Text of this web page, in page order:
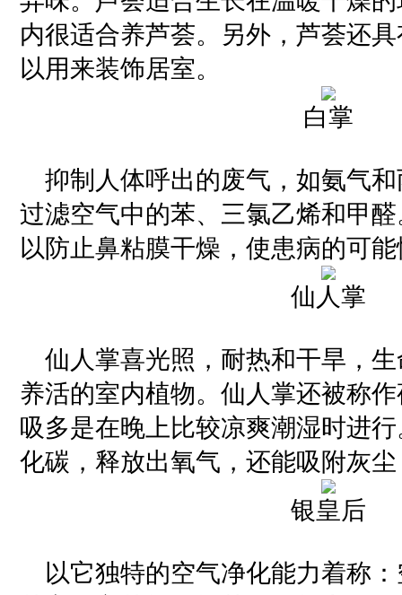
内很适合养芦荟。另外，芦荟还
以用来装饰居室。
白掌
抑制人体呼出的废气，如氨气
过滤空气中的苯、三氯乙烯和甲
以防止鼻粘膜干燥，使患病的可
仙人掌
仙人掌喜光照，耐热和干旱，
养活的室内植物。仙人掌还被称
吸多是在晚上比较凉爽潮湿时进
化碳，释放出氧气，还能吸附灰
银皇后
以它独特的空气净化能力着称